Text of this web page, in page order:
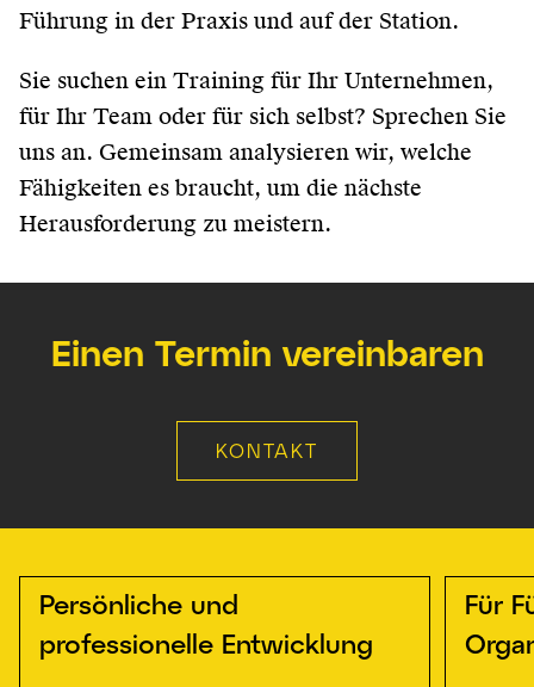
Führung in der Praxis und auf der Station.
Sie suchen ein Training für Ihr Unternehmen,
für Ihr Team oder für sich selbst? Sprechen Sie
uns an. Gemeinsam analysieren wir, welche
Fähigkeiten es braucht, um die nächste
Herausforderung zu meistern.
Einen Termin vereinbaren
KONTAKT
Persönliche und
professionelle Entwicklung
Für